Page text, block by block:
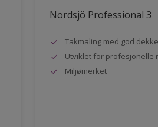
Nordsjö Professional 3
Takmaling med god
Utviklet for profesjonelle
Miljømerket